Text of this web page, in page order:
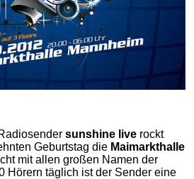
sunshine live rockt
Geburtstag die Maimarkthalle
mit allen großen Namen der
Hörern täglich ist der Sender eine